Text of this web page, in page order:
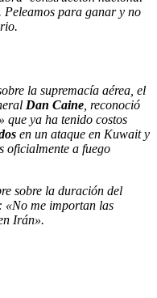
Peleamos para ganar y no
la supremacía aérea, el
Dan Caine , reconoció
que ya ha tenido costos
en un ataque en Kuwait y
oficialmente a fuego
sobre la duración del
«No me importan las
Irán».